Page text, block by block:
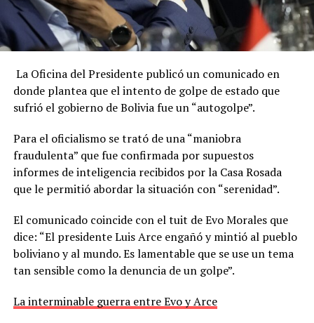
La Oficina del Presidente publicó un comunicado en
donde plantea que el intento de golpe de estado que
sufrió el gobierno de Bolivia fue un “autogolpe”.
Para el oficialismo se trató de una “maniobra
fraudulenta” que fue confirmada por supuestos
informes de inteligencia recibidos por la Casa Rosada
que le permitió abordar la situación con “serenidad”.
El comunicado coincide con el tuit de Evo Morales que
dice: “El presidente Luis Arce engañó y mintió al pueblo
boliviano y al mundo. Es lamentable que se use un tema
tan sensible como la denuncia de un golpe”.
La interminable guerra entre Evo y Arce